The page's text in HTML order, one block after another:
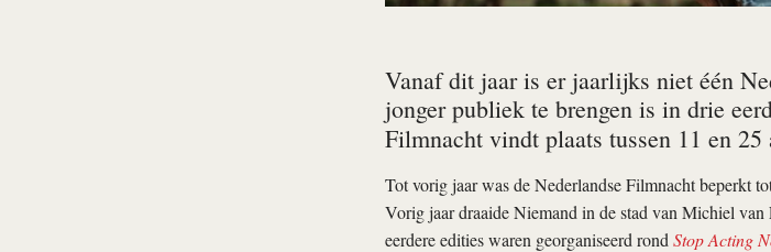
Vanaf dit jaar is er jaarlijks niet één
jonger publiek te brengen is in drie
Filmnacht vindt plaats tussen 11 en
Tot vorig jaar was de Nederlandse Filmnacht beperkt
Vorig jaar draaide Niemand in de stad van Michiel
eerdere edities waren georganiseerd rond Stop Acting